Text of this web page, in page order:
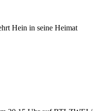
Hein in seine Heimat